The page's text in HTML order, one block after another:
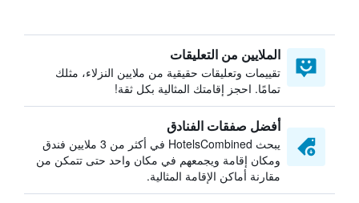
الملايين من التعليقات
تقييمات وتعليقات حقيقية من ملايين النزلاء، مثلك
تمامًا. احجز إقامتك المثالية بكل ثقة!
أفضل صفقات الفنادق
يبحث HotelsCombined في أكثر من 3 ملايين فندق
ومكان إقامة ويجمعهم في مكان واحد حتى تتمكن من
مقارنة أماكن الإقامة المثالية.